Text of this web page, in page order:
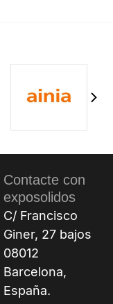
Contacte con
exposolidos
C/ Francisco
Giner, 27 bajos
08012
Barcelona,
España.